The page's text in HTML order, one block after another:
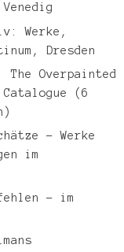
Werke,
Dresden
The Overpainted
Catalogue (6
– Werke
im
– im